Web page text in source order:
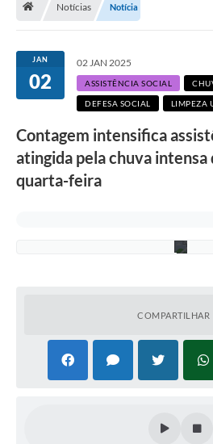
Notícias Notícia
JAN
02
02 JAN 2025
ASSISTÊNCIA SOCIAL
DEFESA SOCIAL LIMPEZA
Contagem intensifica
atingida pela chuva intensa
quarta-feira
R
o
n
i
e
V
COMPARTILHAR